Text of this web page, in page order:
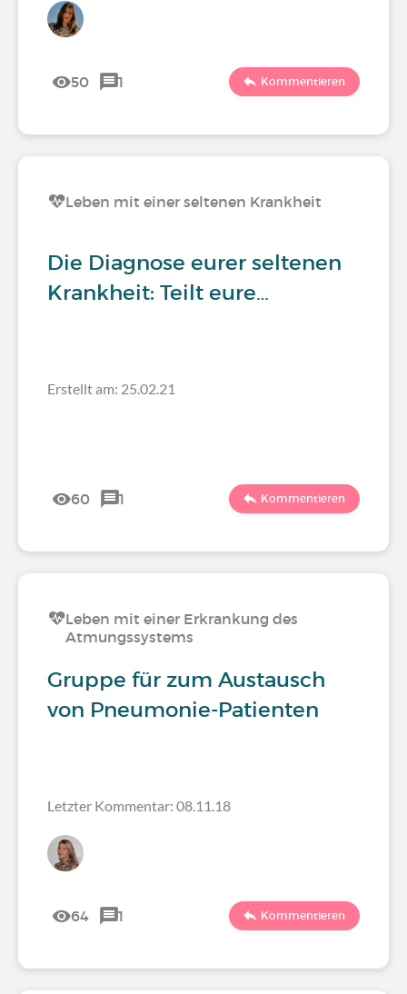
50 1 Kommentieren
Leben mit einer seltenen Krankheit
Die Diagnose eurer seltenen
Krankheit: Teilt eure…
Erstellt am: 25.02.21
60 1 Kommentieren
Leben mit einer Erkrankung des
Atmungssystems
Gruppe für zum Austausch
von Pneumonie-Patienten
Letzter Kommentar: 08.11.18
64 1 Kommentieren